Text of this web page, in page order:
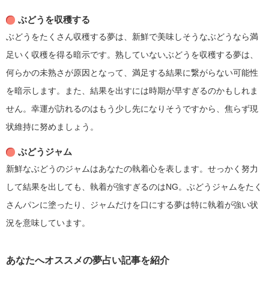
ぶどうを収穫する
ぶどうをたくさん収穫する夢は、新鮮で美味しそうなぶどうなら満
足いく収穫を得る暗示です。熟していないぶどうを収穫する夢は、
何らかの未熟さが原因となって、満足する結果に繋がらない可能性
を暗示します。また、結果を出すには時期が早すぎるのかもしれま
せん。幸運が訪れるのはもう少し先になりそうですから、焦らず現
状維持に努めましょう。
ぶどうジャム
新鮮なぶどうのジャムはあなたの執着心を表します。せっかく努力
して結果を出しても、執着が強すぎるのはNG。ぶどうジャムをたく
さんパンに塗ったり、ジャムだけを口にする夢は特に執着が強い状
況を意味しています。
あなたへオススメの夢占い記事を紹介